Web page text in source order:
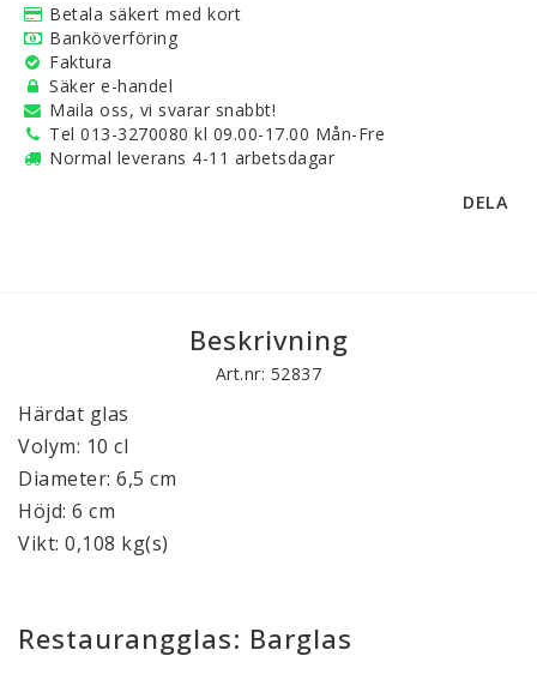
Betala säkert med kort
Banköverföring
Faktura
Säker e-handel
Maila oss, vi svarar snabbt!
Tel 013-3270080 kl 09.00-17.00 Mån-Fre
Normal leverans 4-11 arbetsdagar
DELA
Beskrivning
Art.nr: 52837
Härdat glas
Volym: 10 cl
Diameter: 6,5 cm
Höjd: 6 cm
Vikt: 0,108 kg(s)
Restaurangglas: Barglas